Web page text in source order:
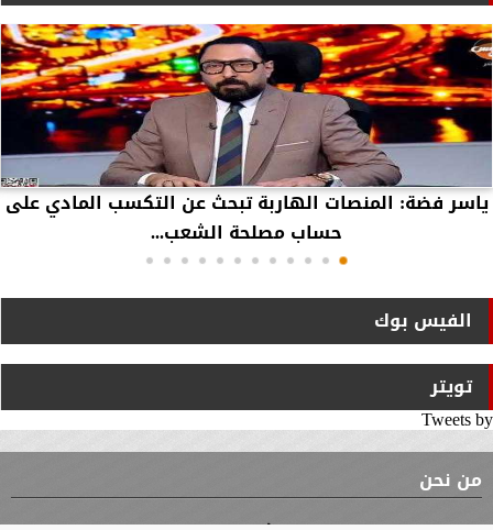
ياسر فضة: المنصات الهاربة تبحث عن التكسب المادي على
حساب مصلحة الشعب...
الفيس بوك
تويتر
Tweets by
من نحن